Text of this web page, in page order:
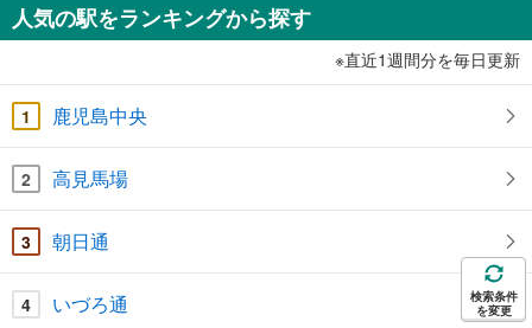
人気の駅をランキングから探す
※直近1週間分を毎日更新
1 鹿児島中央
2 高見馬場
3 朝日通
4 いづろ通
検索条件
を変更